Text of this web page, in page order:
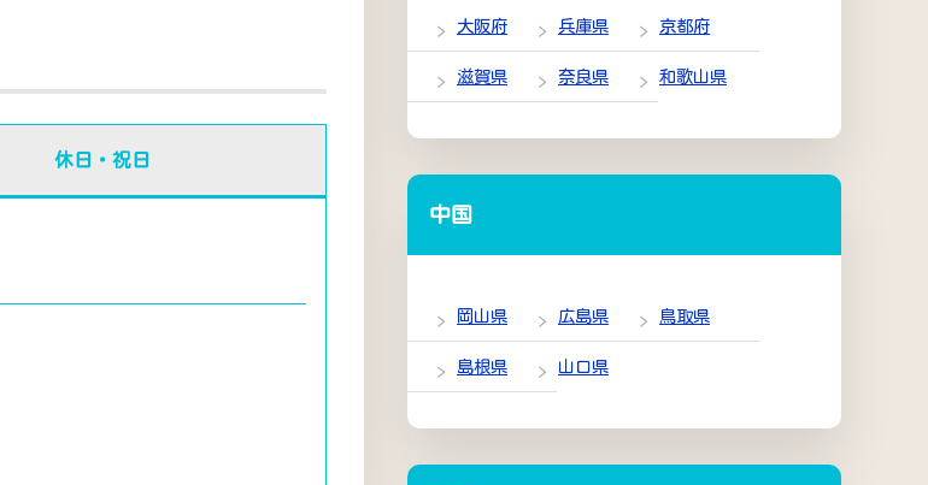
休日・祝日
大阪府 兵庫県 京都府
滋賀県 奈良県 和歌山県
中国
岡山県 広島県 鳥取県
島根県 山口県